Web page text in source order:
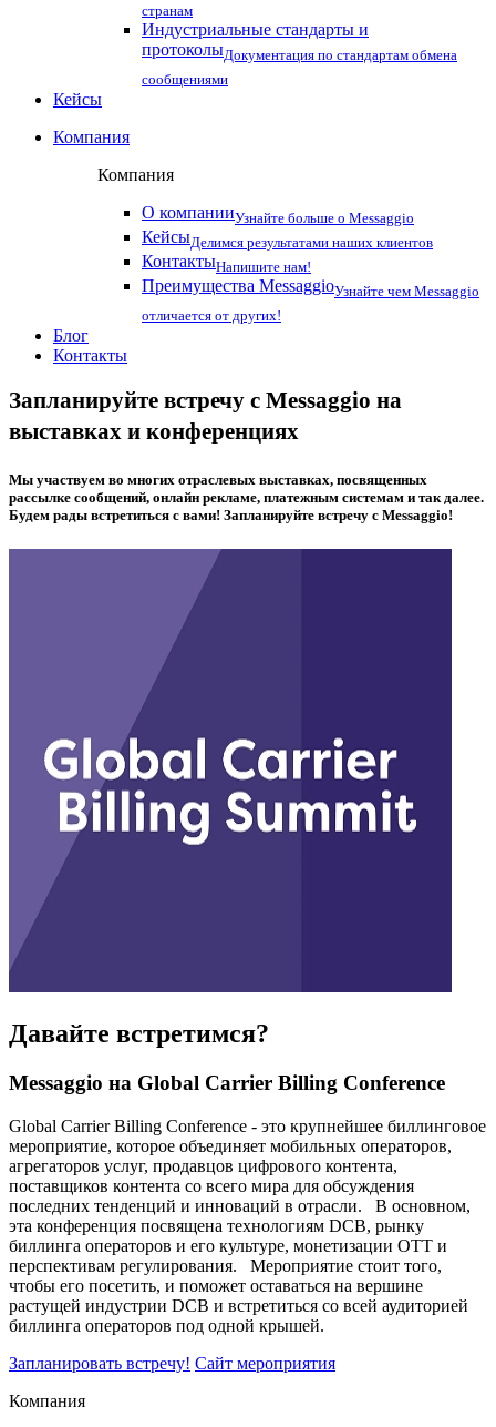
странам
Индустриальные стандарты и
протоколыДокументация по стандартам обмена
сообщениями
Кейсы
Компания
Компания
О компанииУзнайте больше о Messaggio
КейсыДелимся результатами наших клиентов
КонтактыНапишите нам!
Преимущества MessaggioУзнайте чем Messaggio
отличается от других!
Блог
Контакты
Запланируйте встречу с Messaggio на
выставках и конференциях
Мы участвуем во многих отраслевых выставках, посвященных
рассылке сообщений, онлайн рекламе, платежным системам и так далее.
Будем рады встретиться с вами! Запланируйте встречу с Messaggio!
Давайте встретимся?
Messaggio на Global Carrier Billing Conference
Global Carrier Billing Conference - это крупнейшее биллинговое
мероприятие, которое объединяет мобильных операторов,
агрегаторов услуг, продавцов цифрового контента,
поставщиков контента со всего мира для обсуждения
последних тенденций и инноваций в отрасли. В основном,
эта конференция посвящена технологиям DCB, рынку
биллинга операторов и его культуре, монетизации OTT и
перспективам регулирования. Мероприятие стоит того,
чтобы его посетить, и поможет оставаться на вершине
растущей индустрии DCB и встретиться со всей аудиторией
биллинга операторов под одной крышей.
Запланировать встречу! Сайт мероприятия
Компания